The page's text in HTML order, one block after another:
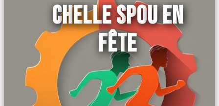
CHELLE SPOU EN
FÊTE